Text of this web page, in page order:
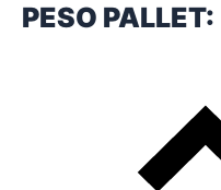
PESO PALLET: